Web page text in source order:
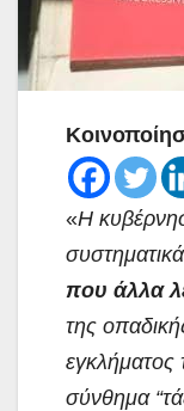
«Η
συστηματικά
που άλλα
της
σύνθημα